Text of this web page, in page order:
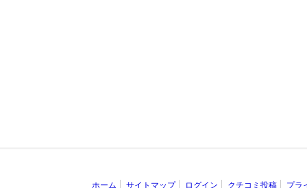
ホーム サイトマップ ログイン クチコミ投稿 プラ